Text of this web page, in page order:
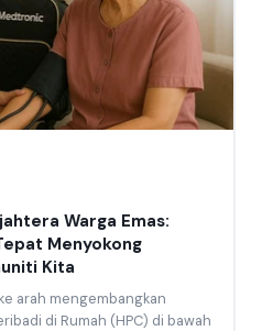
Warga Emas:
Menyokong
Kita
arah mengembangkan
di Rumah (HPC) di bawah